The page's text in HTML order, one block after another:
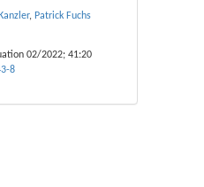
, Patrick Fuchs
02/2022; 41:20
8